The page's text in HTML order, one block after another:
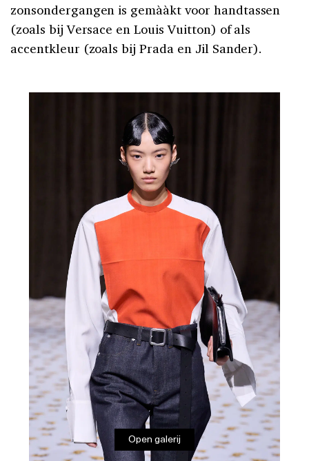
zonsondergangen is gemààkt voor handtassen
(zoals bij Versace en Louis Vuitton) of als
accentkleur (zoals bij Prada en Jil Sander).
Open galerij